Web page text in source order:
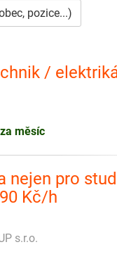
pozice...)
/
měsíc
nejen pro
Kč/h
s.r.o.